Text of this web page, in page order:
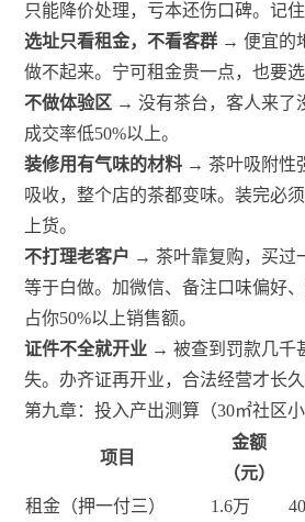
只能降价处理，亏本还伤口碑。记住
选址只看租金，不看客群 → 便宜的
做不起来。宁可租金贵一点，也要选
不做体验区 → 没有茶台，客人来了
成交率低50%以上。
装修用有气味的材料 → 茶叶吸附性
吸收，整个店的茶都变味。装完必
上货。
不打理老客户 → 茶叶靠复购，买过
等于白做。加微信、备注口味偏好
占你50%以上销售额。
证件不全就开业 → 被查到罚款几千
失。办齐证再开业，合法经营才长久
第九章：投入产出测算（30㎡社区小
项目
金额
（元）
租金（押一付三） 1.6万